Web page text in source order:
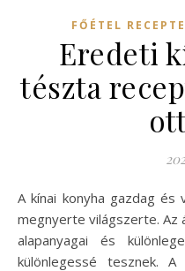
FŐÉTEL
Eredeti
tészta
A kínai konyha gazdag és változatos ízvilága sokak szívét
megnyerte világszerte. Az
alapanyagai és
különlegessé tesznek.